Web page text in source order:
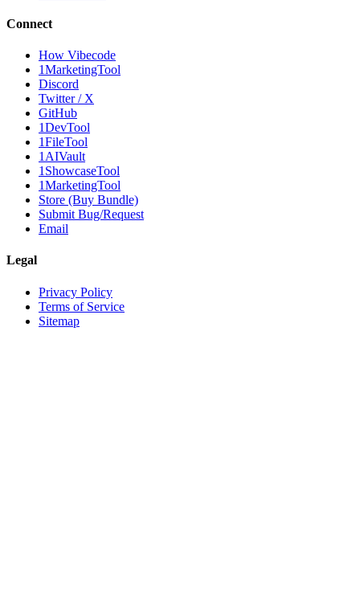
Connect
How Vibecode
1MarketingTool
Discord
Twitter / X
GitHub
1DevTool
1FileTool
1AIVault
1ShowcaseTool
1MarketingTool
Store (Buy Bundle)
Submit Bug/Request
Email
Legal
Privacy Policy
Terms of Service
Sitemap